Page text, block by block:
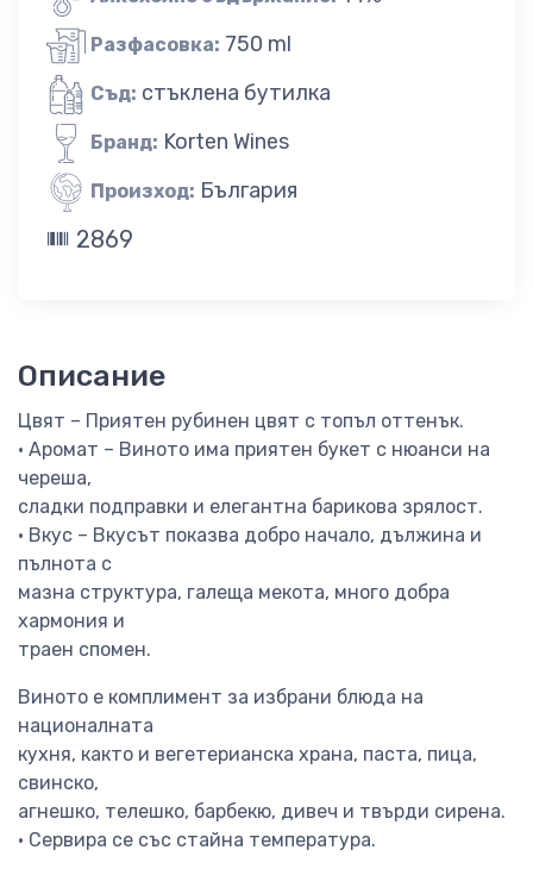
Разфасовка: 750 ml
Съд: стъклена бутилка
Бранд: Korten Wines
Произход: България
2869
Описание
Цвят – Приятен рубинен цвят с топъл оттенък.
• Аромат – Виното има приятен букет с нюанси на
череша,
сладки подправки и елегантна барикова зрялост.
• Вкус – Вкусът показва добро начало, дължина и
пълнота с
мазна структура, галеща мекота, много добра
хармония и
траен спомен.
Виното е комплимент за избрани блюда на
националната
кухня, както и вегетерианска храна, паста, пица,
свинско,
агнешко, телешко, барбекю, дивеч и твърди сирена.
• Сервира се със стайна температура.